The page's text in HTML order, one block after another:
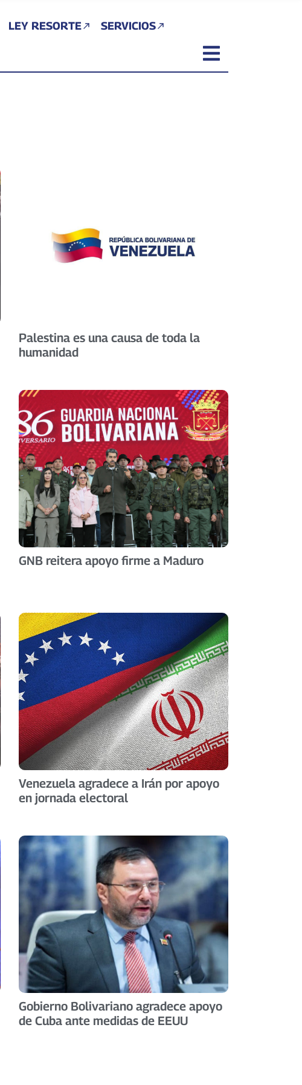
LEY RESORTE SERVICIOS
Palestina es una causa de toda la
humanidad
GNB reitera apoyo firme a Maduro
Venezuela agradece a Irán por apoyo
en jornada electoral
Gobierno Bolivariano agradece apoyo
de Cuba ante medidas de EEUU